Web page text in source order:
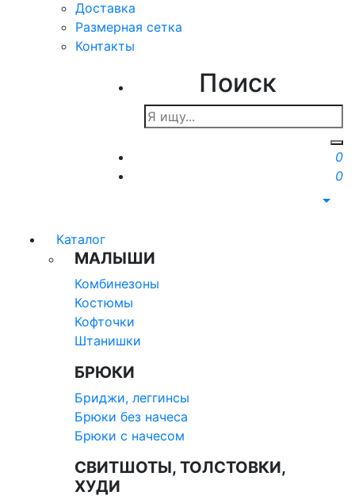
Доставка
Размерная сетка
Контакты
Поиск
0
0
Каталог
МАЛЫШИ
Комбинезоны
Костюмы
Кофточки
Штанишки
БРЮКИ
Бриджи, леггинсы
Брюки без начеса
Брюки с начесом
СВИТШОТЫ, ТОЛСТОВКИ,
ХУДИ